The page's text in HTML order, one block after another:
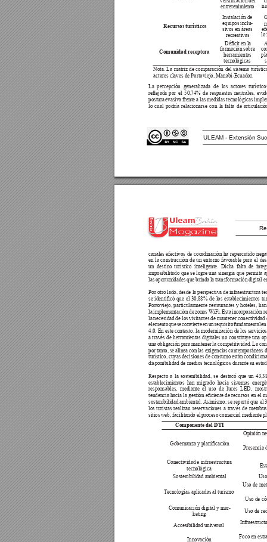
ULEAM - Extensión
entretenimiento
Recursos turísticos
Instalación de
equipos inclu-
sivos en áreas
recreativas
lo
Comunidad receptora
Décit en la
formación sobre
herramientas
tecnológicas
Nota. La matriz de comparación del sistema
actores claves de Portoviejo, Manabí-Ecuador.
La percepción generalizada de los actores
reejada por el 50,74% de respuestas neutrales,
postura evasiva frente a las medidas tecnológicas
lo cual podría relacionarse con la falta de
canales efectivos de coordinación ha repercutido
en la construcción de un entorno favorable para el
un destino turístico inteligente. Dicha falta de
imposibilitado que se logre una sinergia que permita
las oportunidades que brinda la transformación digital
Por otro lado, desde la perspectiva de infraestructura
se identicó que el 30,88% de los establecimientos
Portoviejo, particularmente restaurantes y hoteles,
la implementación de zonas WiFi. Esta incorporación
la necesidad de los visitantes de mantener conectividad
elemento que se convierte en un requisito fundamental
4.0. En este contexto, la modernización de los
a través de herramientas digitales no constituye una
una obligación para mantener la competitividad. La
por tanto, se alinea con las exigencias contemporáneas
turístico, cuyas decisiones de consumo están
disponibilidad de medios tecnológicos durante su
Respecto a la sostenibilidad, se destacó que un
establecimientos han migrado hacia sistemas ener
responsables, mediante el uso de luces LED,
tendencia hacia la gestión eciente de recursos en el
sostenibilidad ambiental. Asimismo, se reportó que el
los turistas realizan reservaciones a través de
sitios web, facilitando el proceso comercial mediante
Componente del DTI
Gobernanza y planicación
Opinión
Presencia
Conectividad e infraestructura
tecnológica
Sostenibilidad ambiental
Tecnologías aplicadas al turismo
Uso de
Uso de
Comunicación digital y mar-
keting
Uso de
Accesibilidad universal
Innovación Foco en